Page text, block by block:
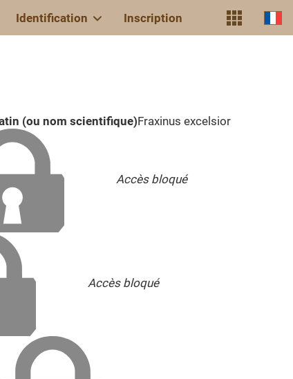
Identification Inscription
(ou nom scientifique)Fraxinus excelsior
Accès bloqué
Accès bloqué